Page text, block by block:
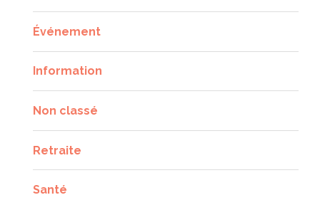
Événement
Information
Non classé
Retraite
Santé